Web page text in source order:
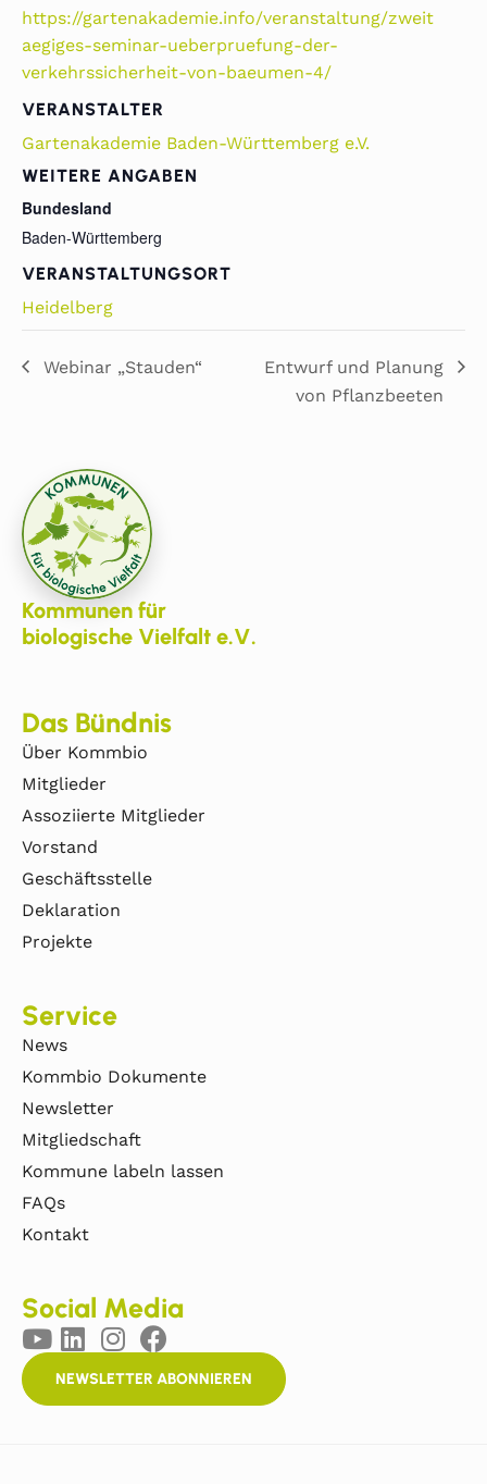
https://gartenakademie.info/veranstaltung/zweit
aegiges-seminar-ueberpruefung-der-
verkehrssicherheit-von-baeumen-4/
VERANSTALTUNGSORT
Heidelberg
VERANSTALTER
Gartenakademie Baden-Württemberg e.V.
WEITERE ANGABEN
Bundesland
Baden-Württemberg
Webinar „Stauden“
Entwurf und Planung
von Pflanzbeeten
Kommunen für
biologische Vielfalt e.V.
Das Bündnis
Über Kommbio
Mitglieder
Assoziierte Mitglieder
Vorstand
Geschäftsstelle
Deklaration
Projekte
Service
News
Kommbio Dokumente
Newsletter
Mitgliedschaft
Kommune labeln lassen
FAQs
Kontakt
Social Media
NEWSLETTER ABONNIEREN